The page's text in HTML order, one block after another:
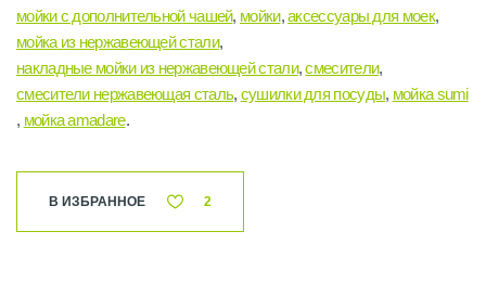
мойки с дополнительной чашей, мойки,аксессуары для моек,
мойка из нержавеющей стали,
накладные мойки из нержавеющей стали,смесители,
смесители нержавеющая сталь, сушилки для посуды, мойка sumi
, мойка amadare.
В ИЗБРАННОЕ 2